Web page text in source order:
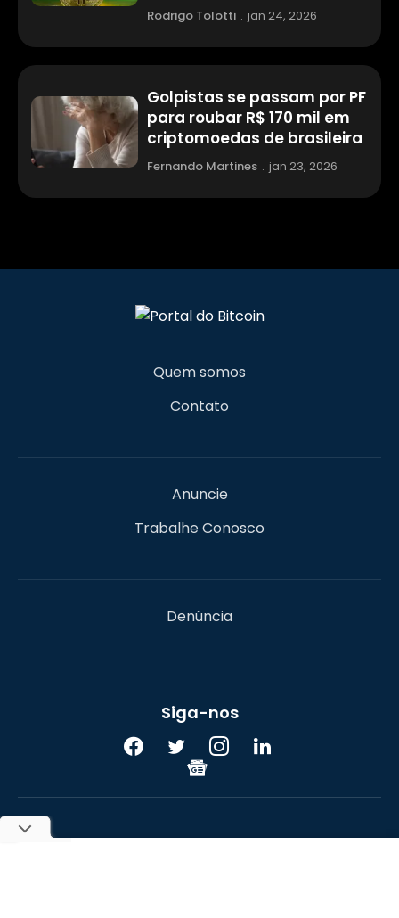
Rodrigo Tolotti . jan 24, 2026
Golpistas se passam por PF
para roubar R$ 170 mil em
criptomoedas de brasileira
Fernando Martines . jan 23, 2026
Quem somos
Contato
Anuncie
Trabalhe Conosco
Denúncia
Siga-nos